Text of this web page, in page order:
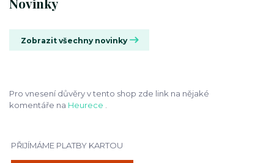
Zobrazit všechny novinky
Pro vnesení důvěry v tento shop zde link na nějaké
komentáře na Heurece
PŘIJÍMÁME PLATBY KARTOU